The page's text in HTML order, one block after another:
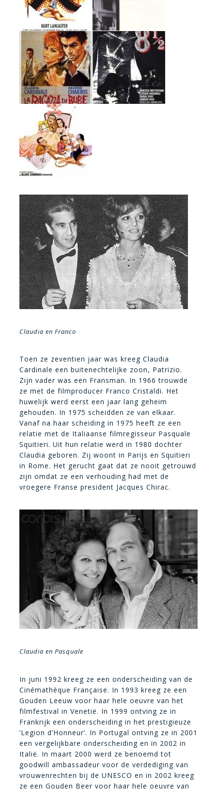
Claudia en Franco
Toen ze zeventien jaar was kreeg Claudia
Cardinale een buitenechtelijke zoon, Patrizio.
Zijn vader was een Fransman. In 1966 trouwde
ze met de filmproducer Franco Cristaldi. Het
huwelijk werd eerst een jaar lang geheim
gehouden. In 1975 scheidden ze van elkaar.
Vanaf na haar scheiding in 1975 heeft ze een
relatie met de Italiaanse filmregisseur Pasquale
Squitieri. Uit hun relatie werd in 1980 dochter
Claudia geboren. Zij woont in Parijs en Squitieri
in Rome. Het gerucht gaat dat ze nooit getrouwd
zijn omdat ze een verhouding had met de
vroegere Franse president Jacques Chirac.
Claudia en Pasquale
In juni 1992 kreeg ze een onderscheiding van de
Cinémathèque Française. In 1993 kreeg ze een
Gouden Leeuw voor haar hele oeuvre van het
filmfestival in Venetië. In 1999 ontving ze in
Frankrijk een onderscheiding in het prestigieuze
‘Legion d’Honneur’. In Portugal ontving ze in 2001
een vergelijkbare onderscheiding en in 2002 in
Italië. In maart 2000 werd ze benoemd tot
goodwill ambassadeur voor de verdediging van
vrouwenrechten bij de UNESCO en in 2002 kreeg
ze een Gouden Beer voor haar hele oeuvre van